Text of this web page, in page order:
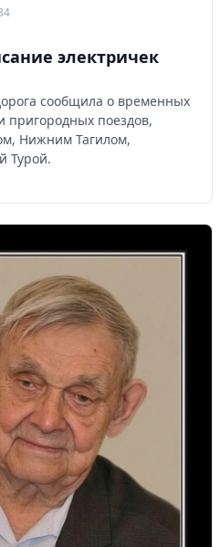
электричек
сообщила о временных
пригородных поездов,
Нижним Тагилом,
Турой.